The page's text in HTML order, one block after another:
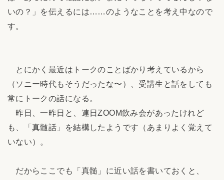
いの？」を伝えるには……のようなことを考え中なので
す。
とにかく最近はトークのことばかり考えているから
（ソニー時代もそうだったな〜）、受講生と話をしても
常にトークの話になる。
昨日、一昨日と、連日ZOOM飲み会があったけれど
も、「真髄話」を結構したようです（あまりよく覚えて
いない）。
だからここでも「真髄」に近い話を書いておくと、